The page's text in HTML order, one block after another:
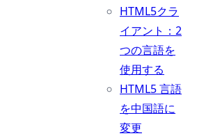
HTML5クラ
イアント：2
つの言語を
使用する
HTML5 言語
を中国語に
変更